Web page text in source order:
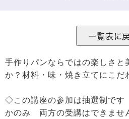
手作りパンならではの楽しさと
か？材料・味・焼き立てにこだ
◇この講座の参加は抽選制で
かのみ 両方の受講はできませ